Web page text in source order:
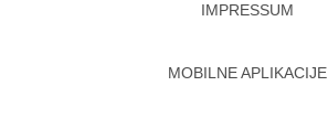
IMPRESSUM
MOBILNE APLIKACIJE